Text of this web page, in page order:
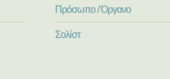
Πρόσωπο / Όργανο
Σολίστ